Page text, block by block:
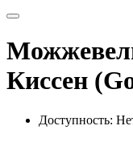
Киссен
Доступность: